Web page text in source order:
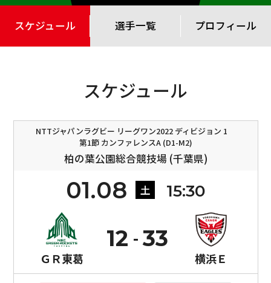
スケジュール 選手一覧 プロフィール
スケジュール
NTTジャパンラグビー リーグワン2022 ディビジョン 1
第1節 カンファレンスA (D1-M2)
柏の葉公園総合競技場 (千葉県)
01.08 土 15:30
ＧＲ東葛
12
横浜Ｅ
33